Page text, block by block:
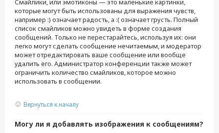
Смайлики, или эмотиконы — это маленькие картинки,
которые могут быть использованы для выражения чувств,
например :) означает радость, а :( означает грусть. Полный
список смайликов можно увидеть в форме создания
сообщений. Только не перестарайтесь, используя их: они
легко могут сделать сообщение нечитаемым, и модератор
может отредактировать ваше сообщение или вообще
удалить его. Администратор конференции также может
ограничить количество смайликов, которое можно
использовать в сообщении.
Вернуться к началу
Могу ли я добавлять изображения к сообщениям?